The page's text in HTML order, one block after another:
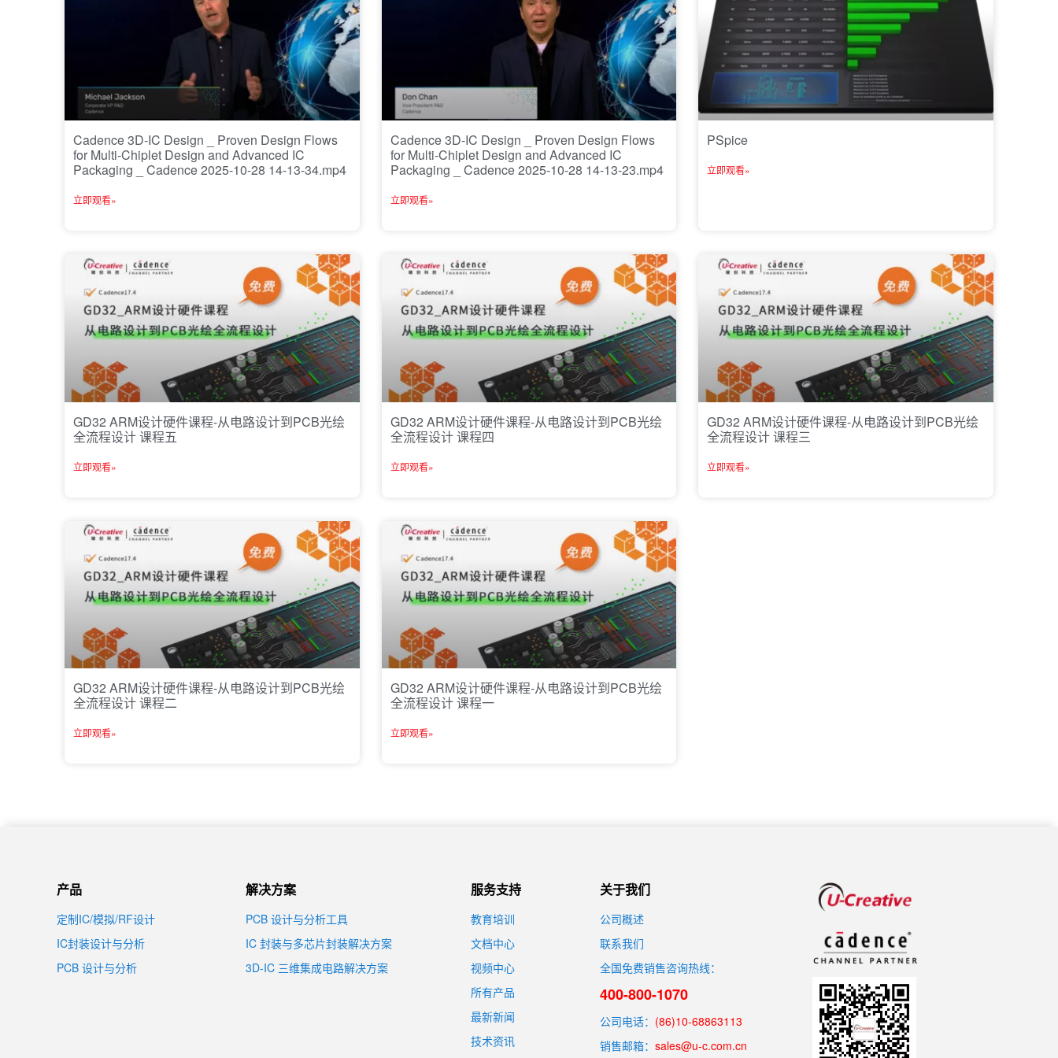
Cadence 3D-IC Design _ Proven Design Flows
for Multi-Chiplet Design and Advanced IC
Packaging _ Cadence 2025-10-28 14-13-34.mp4
立即观看»
Cadence 3D-IC Design _ Proven Design Flows
for Multi-Chiplet Design and Advanced IC
Packaging _ Cadence 2025-10-28 14-13-23.mp4
立即观看»
PSpice
立即观看»
GD32 ARM设计硬件课程-从电路设计到PCB光绘
全流程设计 课程五
立即观看»
GD32 ARM设计硬件课程-从电路设计到PCB光绘
全流程设计 课程四
立即观看»
GD32 ARM设计硬件课程-从电路设计到PCB光绘
全流程设计 课程三
立即观看»
GD32 ARM设计硬件课程-从电路设计到PCB光绘
全流程设计 课程二
立即观看»
GD32 ARM设计硬件课程-从电路设计到PCB光绘
全流程设计 课程一
立即观看»
产品
定制IC/模拟/RF设计
IC封装设计与分析
PCB 设计与分析
解决方案
PCB 设计与分析工具
IC 封装与多芯片封装解决方案
3D-IC 三维集成电路解决方案
服务支持
教育培训
文档中心
视频中心
所有产品
最新新闻
技术资讯
关于我们
公司概述
联系我们
全国免费销售咨询热线：
400-800-1070
公司电话： (86)10-68863113
销售邮箱： sales@u-c.com.cn